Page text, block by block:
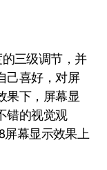
三级调节，并
己喜好，对屏
果下，屏幕显
错的视觉观
屏幕显示效果上